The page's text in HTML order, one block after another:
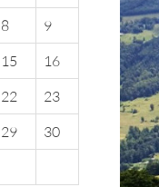
8
9
15
16
22
23
29
30